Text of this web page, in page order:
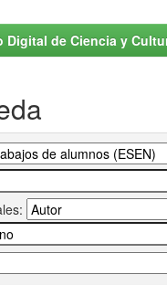
Digital de Ciencia y